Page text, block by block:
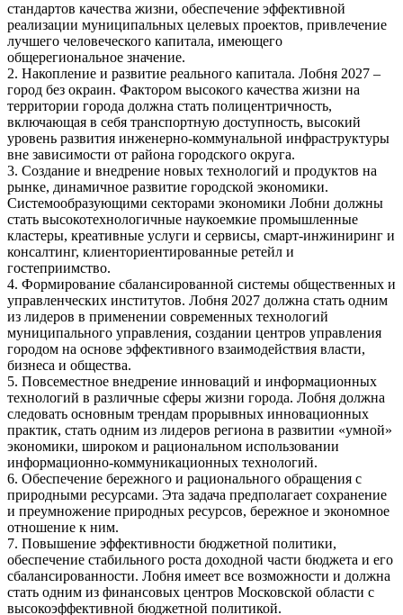
стандартов качества жизни, обеспечение эффективной
реализации муниципальных целевых проектов, привлечение
лучшего человеческого капитала, имеющего
общерегиональное значение.
2. Накопление и развитие реального капитала. Лобня 2027 –
город без окраин. Фактором высокого качества жизни на
территории города должна стать полицентричность,
включающая в себя транспортную доступность, высокий
уровень развития инженерно-коммунальной инфраструктуры
вне зависимости от района городского округа.
3. Создание и внедрение новых технологий и продуктов на
рынке, динамичное развитие городской экономики.
Системообразующими секторами экономики Лобни должны
стать высокотехнологичные наукоемкие промышленные
кластеры, креативные услуги и сервисы, смарт-инжиниринг и
консалтинг, клиенториентированные ретейл и
гостеприимство.
4. Формирование сбалансированной системы общественных и
управленческих институтов. Лобня 2027 должна стать одним
из лидеров в применении современных технологий
муниципального управления, создании центров управления
городом на основе эффективного взаимодействия власти,
бизнеса и общества.
5. Повсеместное внедрение инноваций и информационных
технологий в различные сферы жизни города. Лобня должна
следовать основным трендам прорывных инновационных
практик, стать одним из лидеров региона в развитии «умной»
экономики, широком и рациональном использовании
информационно-коммуникационных технологий.
6. Обеспечение бережного и рационального обращения с
природными ресурсами. Эта задача предполагает сохранение
и преумножение природных ресурсов, бережное и экономное
отношение к ним.
7. Повышение эффективности бюджетной политики,
обеспечение стабильного роста доходной части бюджета и его
сбалансированности. Лобня имеет все возможности и должна
стать одним из финансовых центров Московской области с
высокоэффективной бюджетной политикой.